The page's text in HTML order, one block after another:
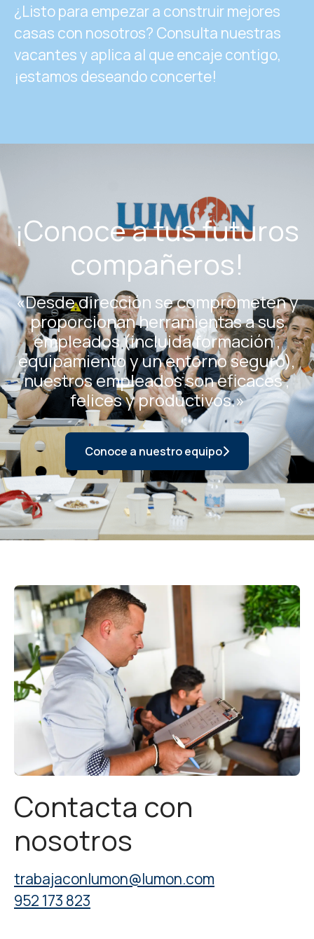
¿Listo para empezar a construir mejores
casas con nosotros? Consulta nuestras
vacantes y aplica al que encaje contigo,
¡estamos deseando concerte!
¡Conoce a tus futuros
compañeros!
«Desde dirección se comprometen y
proporcionan herramientas a sus
empleados (incluida formación ,
equipamiento y un entorno seguro),
nuestros empleados son eficaces ,
felices y productivos.»
Conoce a nuestro equipo
Contacta con
nosotros
trabajaconlumon@lumon.com
952 173 823